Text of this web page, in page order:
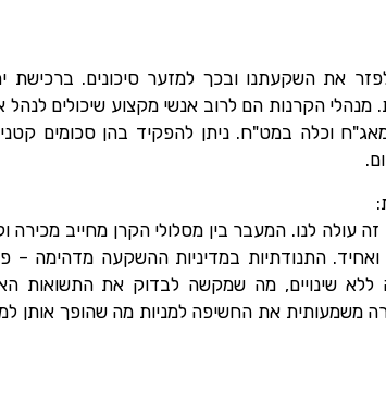
את השקעתנו ובכך למזער סיכונים. ברכישת
מנהלי הקרנות הם לרוב אנשי מקצוע שיכולים
וכלה במט"ח. ניתן להפקיד בהן סכומים
זה עולה לנו. המעבר בין מסלולי הקרן מחייב מכירה
ואחיד. התנודתיות במדיניות ההשקעה מדהימה –
ללא שינויים, מה שמקשה לבדוק את התשואות
משמעותית את החשיפה למניות מה שהופך אותן